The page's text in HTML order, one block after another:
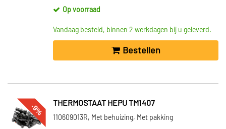
Op voorraad
Vandaag besteld, binnen 2 werkdagen bij u geleverd.
Bestellen
-9% THERMOSTAAT HEPU TM1407
110609013R, Met behuizing, Met pakking